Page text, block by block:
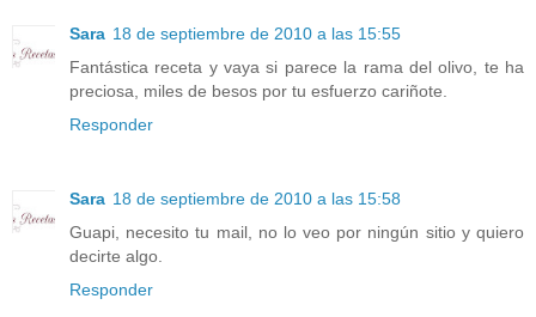
Sara 18 de septiembre de 2010 a las 15:55
Fantástica receta y vaya si parece la rama del olivo, te ha
preciosa, miles de besos por tu esfuerzo cariñote.
Responder
Sara 18 de septiembre de 2010 a las 15:58
Guapi, necesito tu mail, no lo veo por ningún sitio y quiero
decirte algo.
Responder